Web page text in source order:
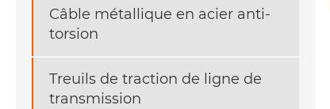
Câble métallique en acier anti-
torsion
Treuils de traction de ligne de
transmission